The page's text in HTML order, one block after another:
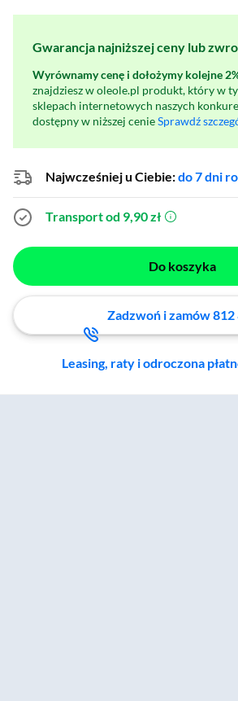
Gwarancja najniższej ceny lub
Wyrównamy cenę i dołożymy kolejne
znajdziesz w oleole.pl produkt, który w
sklepach internetowych naszych
dostępny w niższej cenieSprawdź
Najwcześniej u Ciebie:do 7 dni
Transport od 9,90 zł (otworzy się w
Do koszyka
Zadzwoń i zamów 812
Leasing, raty i odroczona